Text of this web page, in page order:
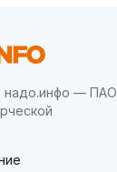
надо.инфо — ПАО